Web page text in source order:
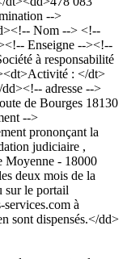
-->
Nom --> <!--
Enseigne --><!--
à responsabilité
: </dt>
adresse -->
de Bourges 18130
-->
prononçant la
judiciaire ,
Moyenne - 18000
deux mois de la
sur le portail
à
sont dispensés.</dd>